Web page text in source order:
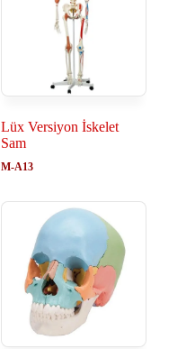
Lüx Versiyon İskelet
Sam
M-A13